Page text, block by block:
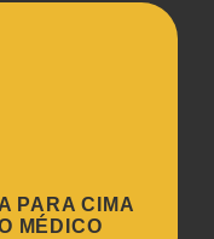
PARA CIMA
MÉDICO